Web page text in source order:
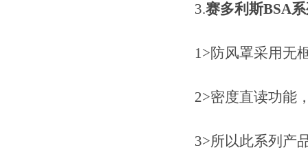
3.赛多利斯BSA
1>防风罩采用无
2>密度直读功能
3>所以此系列产